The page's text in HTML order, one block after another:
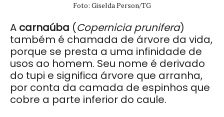
Foto: Giselda Person/TG
A carnaúba (Copernicia prunifera)
também é chamada de árvore da vida,
porque se presta a uma infinidade de
usos ao homem. Seu nome é derivado
do tupi e significa árvore que arranha,
por conta da camada de espinhos que
cobre a parte inferior do caule.